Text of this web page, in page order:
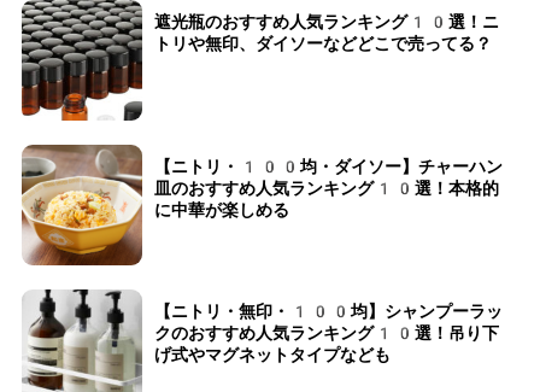
遮光瓶のおすすめ人気ランキング10選！ニ
トリや無印、ダイソーなどどこで売ってる？
【ニトリ・100均・ダイソー】チャーハン
皿のおすすめ人気ランキング10選！本格的
に中華が楽しめる
【ニトリ・無印・100均】シャンプーラッ
クのおすすめ人気ランキング10選！吊り下
げ式やマグネットタイプなども